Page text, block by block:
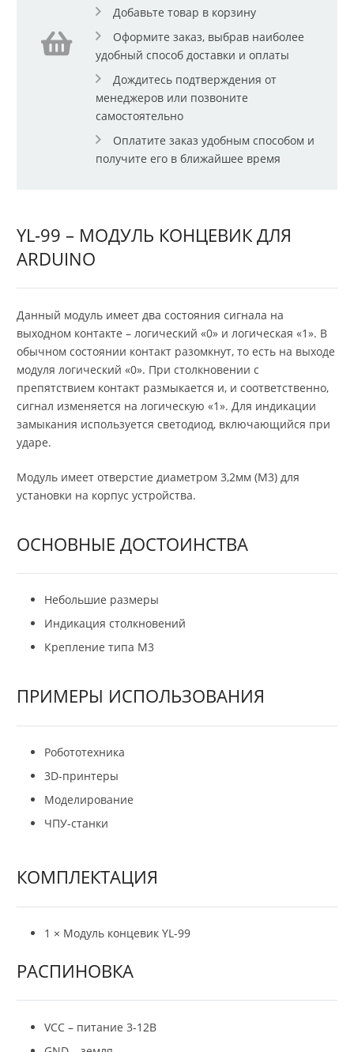
Добавьте товар в корзину
Оформите заказ, выбрав наиболее
удобный способ доставки и оплаты
Дождитесь подтверждения от
менеджеров или позвоните
самостоятельно
Оплатите заказ удобным способом и
получите его в ближайшее время
YL-99 – МОДУЛЬ КОНЦЕВИК ДЛЯ
ARDUINO
Данный модуль имеет два состояния сигнала на
выходном контакте – логический «0» и логическая «1». В
обычном состоянии контакт разомкнут, то есть на выходе
модуля логический «0». При столкновении с
препятствием контакт размыкается и, и соответственно,
сигнал изменяется на логическую «1». Для индикации
замыкания используется светодиод, включающийся при
ударе.
Модуль имеет отверстие диаметром 3,2мм (М3) для
установки на корпус устройства.
ОСНОВНЫЕ ДОСТОИНСТВА
Небольшие размеры
Индикация столкновений
Крепление типа М3
ПРИМЕРЫ ИСПОЛЬЗОВАНИЯ
Робототехника
3D-принтеры
Моделирование
ЧПУ-станки
КОМПЛЕКТАЦИЯ
1 × Модуль концевик YL-99
РАСПИНОВКА
VCC – питание 3-12В